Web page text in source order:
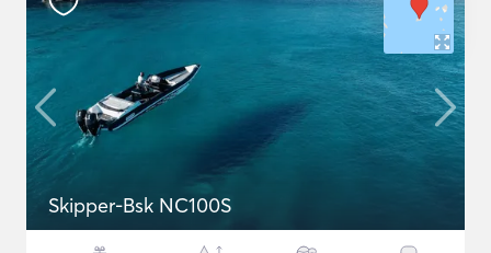
Skipper-Bsk NC100S